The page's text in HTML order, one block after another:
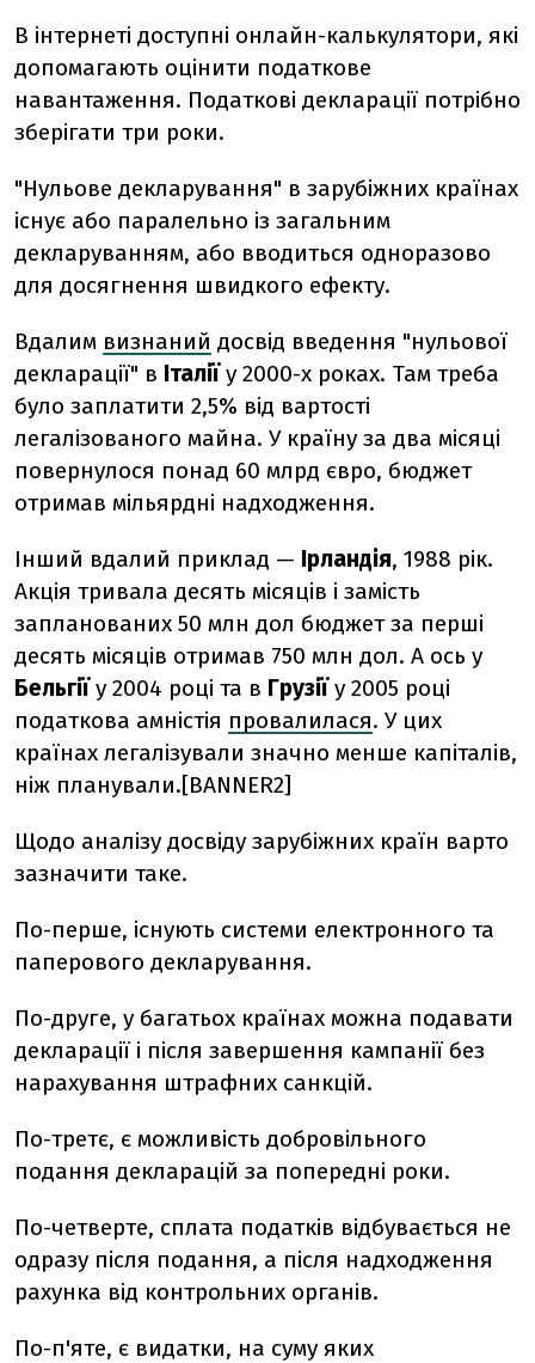
В інтернеті доступні онлайн-калькулятори, які
допомагають оцінити податкове
навантаження. Податкові декларації потрібно
зберігати три роки.
"Нульове декларування" в зарубіжних країнах
існує або паралельно із загальним
декларуванням, або вводиться одноразово
для досягнення швидкого ефекту.
Вдалим визнаний досвід введення "нульової
декларації" в Італіїу 2000-х роках. Там треба
було заплатити 2,5% від вартості
легалізованого майна. У країну за два місяці
повернулося понад 60 млрд євро, бюджет
отримав мільярдні надходження.
Інший вдалий приклад — Ірландія, 1988 рік.
Акція тривала десять місяців і замість
запланованих 50 млн дол бюджет за перші
десять місяців отримав 750 млн дол. А ось у
Бельгіїу 2004 році та в Грузіїу 2005 році
податкова амністія провалилася. У цих
країнах легалізували значно менше капіталів,
ніж планували.[BANNER2]
Щодо аналізу досвіду зарубіжних країн варто
зазначити таке.
По-перше, існують системи електронного та
паперового декларування.
По-друге, у багатьох країнах можна подавати
декларації і після завершення кампанії без
нарахування штрафних санкцій.
По-третє, є можливість добровільного
подання декларацій за попередні роки.
По-четверте, сплата податків відбувається не
одразу після подання, а після надходження
рахунка від контрольних органів.
По-п'яте, є видатки, на суму яких